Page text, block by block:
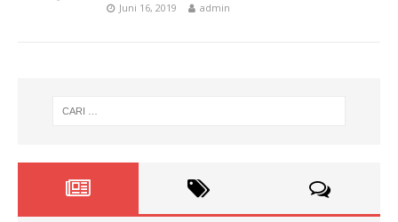
Juni 16, 2019 admin